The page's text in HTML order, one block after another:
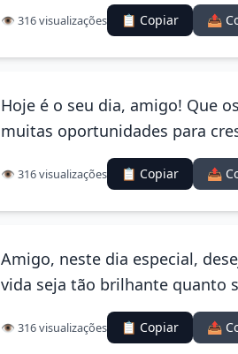
👁️ 316 visualizações 📋 Copiar 📤
Hoje é o seu dia, amigo! Que
muitas oportunidades para
👁️ 316 visualizações 📋 Copiar 📤
Amigo, neste dia especial,
vida seja tão brilhante quanto
👁️ 316 visualizações 📋 Copiar 📤